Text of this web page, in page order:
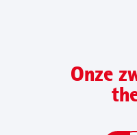
Onze